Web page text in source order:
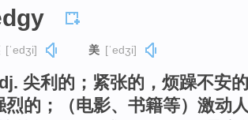
[ˈedʒi] 美 [ˈedʒi]
尖利的；紧张的，烦躁不安
烈的；（电影、书籍等）激动